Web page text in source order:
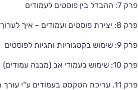
פרק 7: ההבדל בין פוסטים לעמודים
פרק 8: יצירת פוסטים ועמודים – איך לערוך ולפרסם
פרק 9: שימוש בקטגוריות ותגיות לפוסטים
פרק 10: שימוש בעמודי אב (מבנה עמודים)
פרק 11, עריכת הטקסט בעמודים ע"י עורך הטקסט